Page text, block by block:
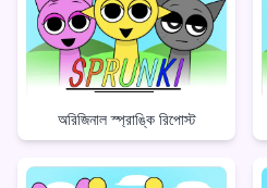
অরিজিনাল স্প্রাঙ্কি রিপোস্ট